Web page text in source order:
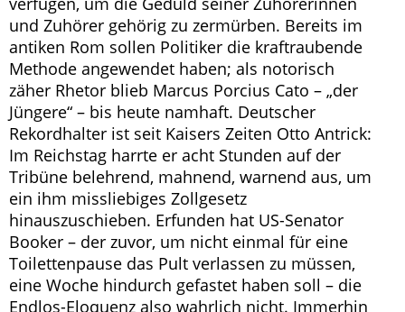
und Zuhörer gehörig zu zermürben. Bereits im
antiken Rom sollen Politiker die kraftraubende
Methode angewendet haben; als notorisch
zäher Rhetor blieb Marcus Porcius Cato – „der
Jüngere“ – bis heute namhaft. Deutscher
Rekordhalter ist seit Kaisers Zeiten Otto Antrick:
Im Reichstag harrte er acht Stunden auf der
Tribüne belehrend, mahnend, warnend aus, um
ein ihm missliebiges Zollgesetz
hinauszuschieben. Erfunden hat US-Senator
Booker – der zuvor, um nicht einmal für eine
Toilettenpause das Pult verlassen zu müssen,
eine Woche hindurch gefastet haben soll – die
Endlos-Eloquenz also wahrlich nicht. Immerhin